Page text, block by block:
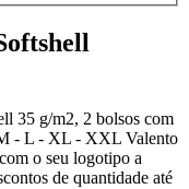
35 g/m2, 2 bolsos com
- L - XL - XXL Valento
o seu logotipo a
de quantidade até